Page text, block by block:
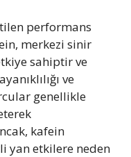
performans
merkezi sinir
sahiptir ve
ve
genellikle
kafein
yan etkilere neden